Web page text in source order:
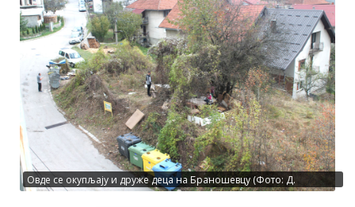
Овде се окупљају и друже деца на Браношевцу (Фото: Д.